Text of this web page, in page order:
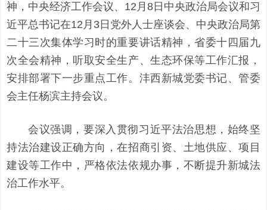
神，中央经济工作会议、12月8日中央政治局会议和习
近平总书记在12月3日党外人士座谈会、中央政治局第
二十三次集体学习时的重要讲话精神，省委十四届九
次全会精神，听取安全生产、生态环保等工作汇报，
安排部署下一步重点工作。沣西新城党委书记、管委
会主任杨滨主持会议。
会议强调， 要深入贯彻习近平法治思想，始终坚
持法治建设正确方向，在招商引资、土地供应、项目
建设等工作中，严格依法依规办事，不断提升新城法
治工作水平。